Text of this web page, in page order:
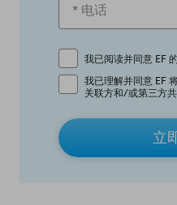
我已阅读并同意 EF 的
我已理解并同意 EF
关联方和/或第三方
立